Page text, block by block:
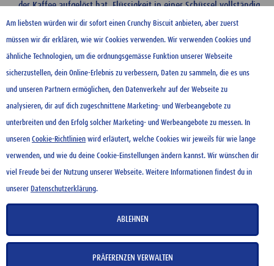
der Kaffee aufgelöst hat. Flüssigkeit in einer Schüssel vollständig
auskühlen.
Mousse in Gläsern anrichten, ca. 1 Std. kühl stellen.
Crunchy Cream Mokkamousse mit den Mokkabohnen verzieren.
KONTAKT
NUTZUNGSBEDINGUNGEN
DATENSCHUTZERKLÄRUNG
IMPRESSUM
Am liebsten würden wir dir sofort einen Crunchy Biscuit anbieten, aber zuerst
müssen wir dir erklären, wie wir Cookies verwenden. Wir verwenden Cookies und
ähnliche Technologien, um die ordnungsgemässe Funktion unserer Webseite
sicherzustellen, dein Online-Erlebnis zu verbessern, Daten zu sammeln, die es uns
und unseren Partnern ermöglichen, den Datenverkehr auf der Webseite zu
analysieren, dir auf dich zugeschnittene Marketing- und Werbeangebote zu
unterbreiten und den Erfolg solcher Marketing- und Werbeangebote zu messen. In
unseren Cookie-Richtlinien wird erläutert, welche Cookies wir jeweils für wie lange
verwenden, und wie du deine Cookie-Einstellungen ändern kannst. Wir wünschen dir
viel Freude bei der Nutzung unserer Webseite. Weitere Informationen findest du in
unserer Datenschutzerklärung.
ABLEHNEN
PRÄFERENZEN VERWALTEN